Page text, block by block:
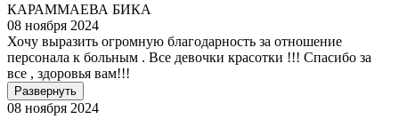
КАРАММАЕВА БИКА
08 ноября 2024
Хочу выразить огромную благодарность за отношение
персонала к больным . Все девочки красотки !!! Спасибо за
все , здоровья вам!!!
Развернуть
08 ноября 2024